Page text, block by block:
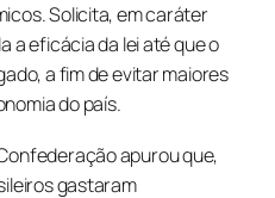
Solicita, em caráter
a eficácia da lei até que o
a fim de evitar maiores
do país.
apurou que,
gastaram